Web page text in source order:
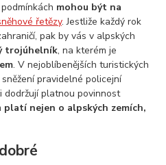
mohou být na
řetězy. Jestliže každý rok
pak by vás v alpských
trojúhelník, na kterém je
. V nejoblíbenějších turistických
pravidelné policejní
dodržují platnou povinnost
platí nejen o alpských zemích,